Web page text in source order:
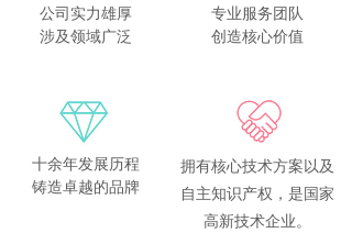
专业服务团队
创造核心价值
公司实力雄厚
涉及领域广泛
十余年发展历程
铸造卓越的品牌
拥有核心技术方案以及
自主知识产权，是国家
高新技术企业。